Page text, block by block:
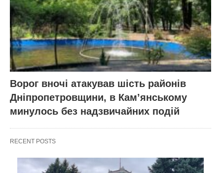
Ворог вночі атакував шість районів
Дніпропетровщини, в Кам’янському
минулось без надзвичайних подій
RECENT POSTS